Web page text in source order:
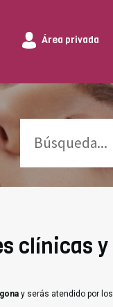
Área privada
clínicas y
y serás atendido por los